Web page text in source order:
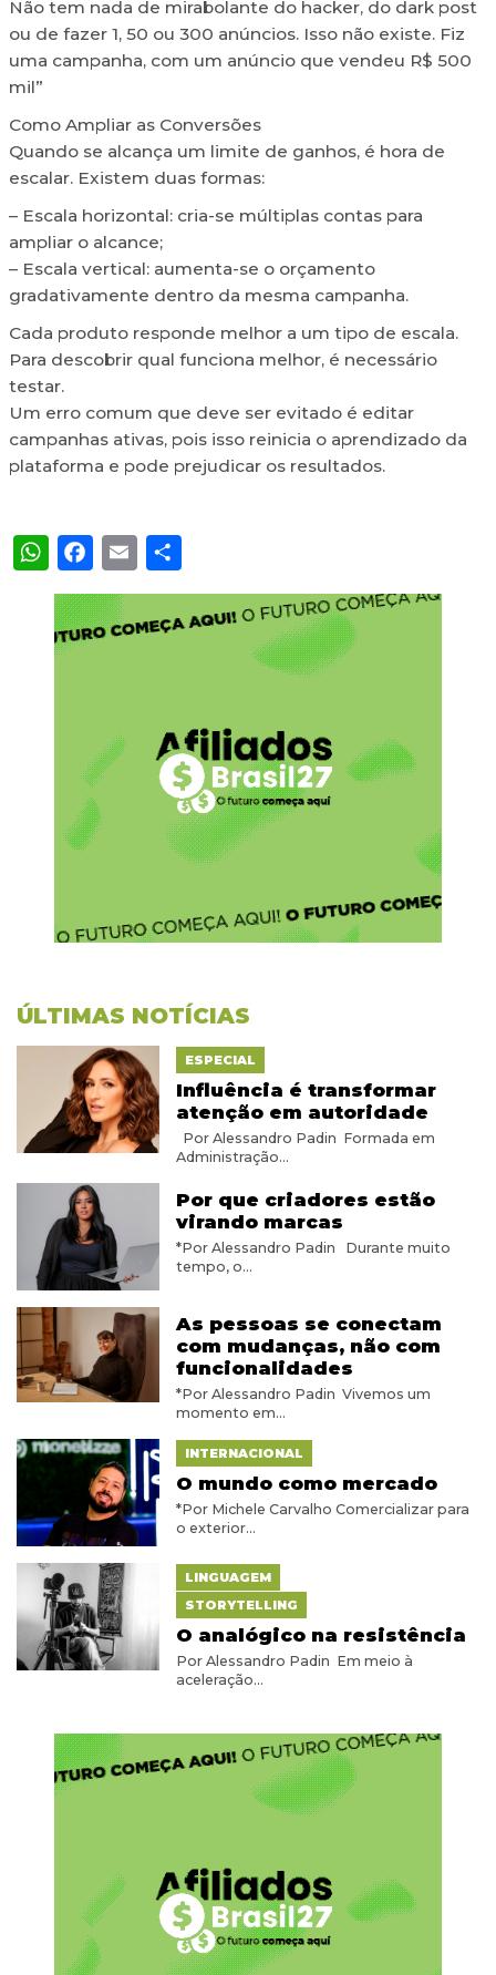
Não tem nada de mirabolante do hacker, do dark post
ou de fazer 1, 50 ou 300 anúncios. Isso não existe. Fiz
uma campanha, com um anúncio que vendeu R$ 500
mil”
Como Ampliar as Conversões
Quando se alcança um limite de ganhos, é hora de
escalar. Existem duas formas:
– Escala horizontal: cria-se múltiplas contas para
ampliar o alcance;
– Escala vertical: aumenta-se o orçamento
gradativamente dentro da mesma campanha.
Cada produto responde melhor a um tipo de escala.
Para descobrir qual funciona melhor, é necessário
testar.
Um erro comum que deve ser evitado é editar
campanhas ativas, pois isso reinicia o aprendizado da
plataforma e pode prejudicar os resultados.
WhatsApp
Facebook
EmailShare
ÚLTIMAS NOTÍCIAS
ESPECIAL
Influência é transformar
atenção em autoridade
Por Alessandro Padin Formada em
Administração...
Por que criadores estão
virando marcas
*Por Alessandro Padin Durante muito
tempo, o...
As pessoas se conectam
com mudanças, não com
funcionalidades
*Por Alessandro Padin Vivemos um
momento em...
INTERNACIONAL
O mundo como mercado
*Por Michele Carvalho Comercializar para
o exterior...
LINGUAGEM
STORYTELLING
O analógico na resistência
Por Alessandro Padin Em meio à
aceleração...